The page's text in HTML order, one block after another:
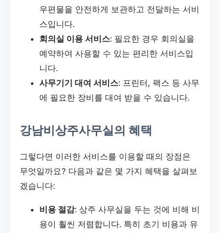
우편물을 안전하게 보관하고 전달하는 서비
스입니다.
회의실 이용 서비스: 필요한 경우 회의실을
예약하여 사용할 수 있는 편리한 서비스입
니다.
사무기기 대여 서비스: 프린터, 팩스 등 사무
에 필요한 장비를 대여 받을 수 있습니다.
강남비상주사무실의 혜택
그렇다면 이러한 서비스를 이용할 때의 장점은
무엇일까요? 다음과 같은 몇 가지 혜택을 살펴보
겠습니다:
비용 절감: 상주 사무실을 두는 것에 비해 비
용이 훨씬 저렴합니다. 특히 초기 비용과 유